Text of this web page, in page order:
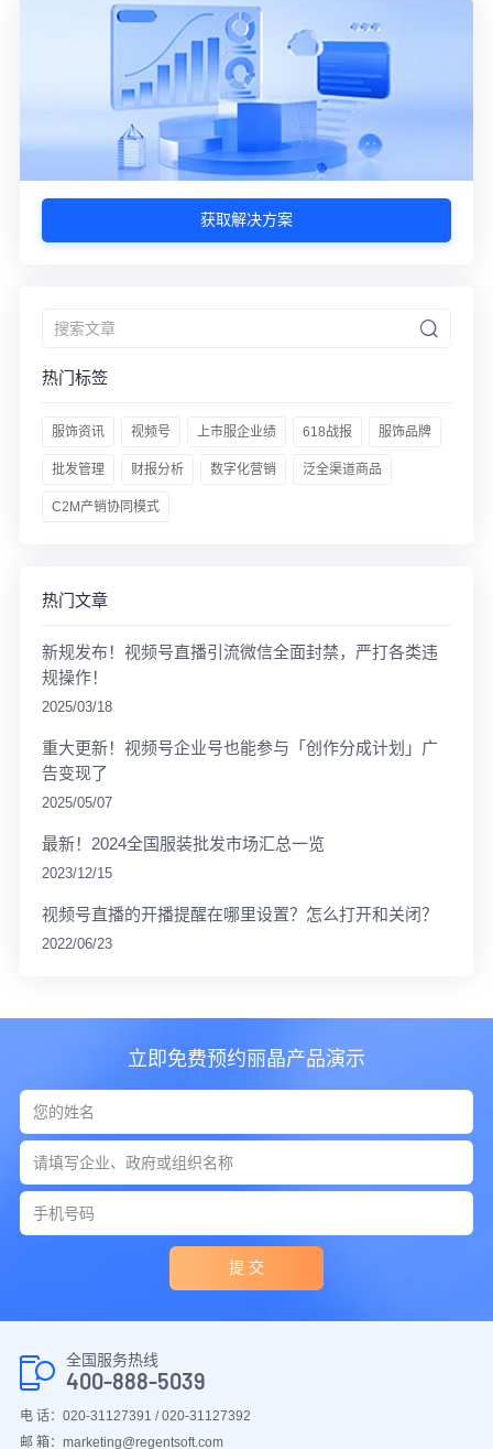
获取解决方案
热门标签
服饰资讯 视频号 上市服企业绩 618战报 服饰品牌
批发管理 财报分析 数字化营销 泛全渠道商品
C2M产销协同模式
热门文章
新规发布！视频号直播引流微信全面封禁，严打各类违
规操作！
2025/03/18
重大更新！视频号企业号也能参与「创作分成计划」广
告变现了
2025/05/07
最新！2024全国服装批发市场汇总一览
2023/12/15
视频号直播的开播提醒在哪里设置？怎么打开和关闭？
2022/06/23
立即免费预约丽晶产品演示
提 交
全国服务热线
400-888-5039
电 话：020-31127391 / 020-31127392
邮 箱：marketing@regentsoft.com